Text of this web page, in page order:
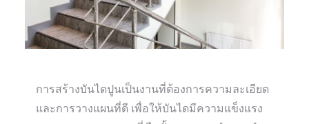
การสร้างบันไดปูนเป็นงานที่ต้องการความละเอียด
และการวางแผนที่ดี เพื่อให้บันไดมีความแข็งแรง